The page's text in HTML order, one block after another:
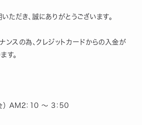
ただき、誠にありがとうございます。
ンスの為、クレジットカードからの入金が
す。
AM2：10 ～ 3：50